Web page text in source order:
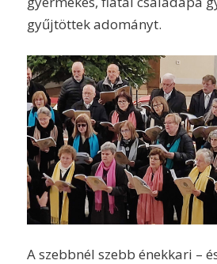
gyűjtöttek adományt.
A szebbnél szebb énekkari –